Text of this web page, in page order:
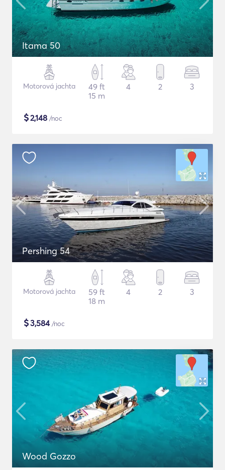
Itama 50
Motorová jachta
49 ft
15 m
4 2 3
$2,148 /noc
Pershing 54
Motorová jachta
59 ft
18 m
4 2 3
$3,584/noc
Wood Gozzo